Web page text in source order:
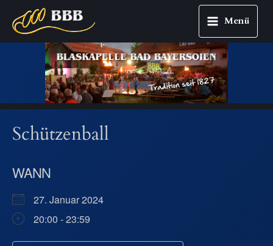
Main
Menu
Menü
Schützenball
WANN
27. Januar 2024
20:00 - 23:59